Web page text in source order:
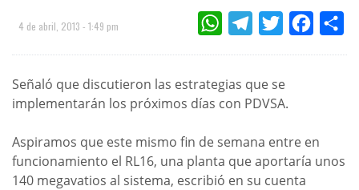
4 de abril, 2013 - 1:49 pm WHATSAPPTELEGRAMTWITTER
Señaló que discutieron las estrategias que se
implementarán los próximos días con PDVSA.
Aspiramos que este mismo fin de semana entre en
funcionamiento el RL16, una planta que aportaría unos
140 megavatios al sistema, escribió en su cuenta